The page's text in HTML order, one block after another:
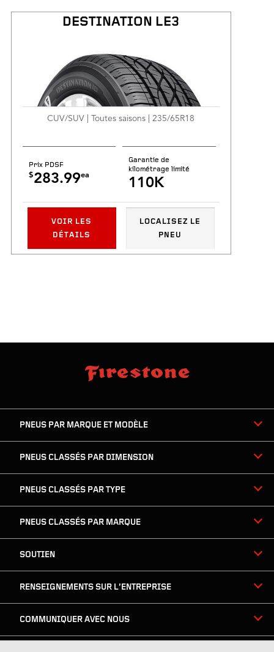
DESTINATION LE3
CUV/SUV | Toutes saisons | 235/65R18
Prix PDSF
$283.99ea
Garantie de
kilométrage limité
110K
VOIR LES
DÉTAILS
LOCALISEZ LE
PNEU
PNEUS PAR MARQUE ET MODÈLE
PNEUS CLASSÉS PAR DIMENSION
PNEUS CLASSÉS PAR TYPE
PNEUS CLASSÉS PAR MARQUE
SOUTIEN
RENSEIGNEMENTS SUR L’ENTREPRISE
COMMUNIQUER AVEC NOUS